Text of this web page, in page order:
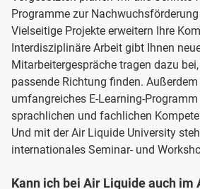
Programme zur
Vielseitige Projekte erweitern Ihre
Interdisziplinäre Arbeit gibt Ihnen
Mitarbeitergespräche tragen dazu
passende Richtung finden.
umfangreiches E-Learning-
sprachlichen und fachlichen
Und mit der Air Liquide University
internationales Seminar- und
Kann ich bei Air Liquide auch im